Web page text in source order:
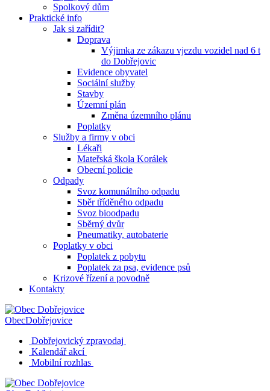
Spolkový dům
Praktické info
Jak si zařídit?
Doprava
Výjimka ze zákazu vjezdu vozidel nad 6 t
do Dobřejovic
Evidence obyvatel
Sociální služby
Stavby
Územní plán
Změna územního plánu
Poplatky
Služby a firmy v obci
Lékaři
Mateřská škola Korálek
Obecní policie
Odpady
Svoz komunálního odpadu
Sběr tříděného odpadu
Svoz bioodpadu
Sběrný dvůr
Pneumatiky, autobaterie
Poplatky v obci
Poplatek z pobytu
Poplatek za psa, evidence psů
Krizové řízení a povodně
Kontakty
ObecDobřejovice
Dobřejovický zpravodaj
Kalendář akcí
Mobilní rozhlas